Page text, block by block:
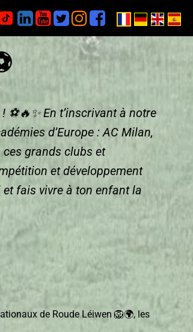

En t’inscrivant à notre
d’Europe : AC Milan,
ces grands clubs et
et développement
fais vivre à ton enfant la
de Roude Léiwen 🦁🌍, les